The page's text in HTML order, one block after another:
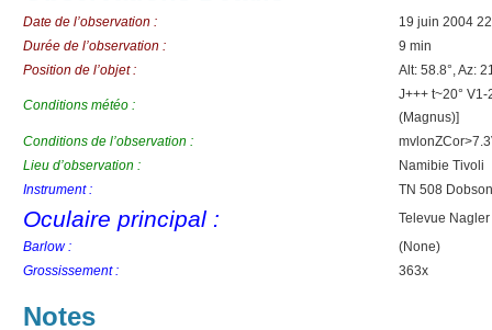
Date de l’observation :
19 juin 2004
Durée de l’observation :
9 min
Position de l’objet :
Alt: 58.8°, Az:
Conditions météo :
J+++ t~20°
(Magnus)]
Conditions de l’observation :
Lieu d’observation :
Namibie Tivoli
Instrument :
TN 508
Oculaire principal :
Televue
Barlow :
(None)
Grossissement :
363x
Notes